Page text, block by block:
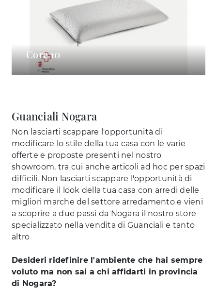
Core 10
Guanciali Nogara
Non lasciarti scappare l'opportunità di
modificare lo stile della tua casa con le varie
offerte e proposte presenti nel nostro
showroom, tra cui anche articoli ad hoc per spazi
difficili. Non lasciarti scappare l'opportunità di
modificare il look della tua casa con arredi delle
migliori marche del settore arredamento e vieni
a scoprire a due passi da Nogara il nostro store
specializzato nella vendita di Guanciali e tanto
altro
Desideri ridefinire l'ambiente che hai sempre
voluto ma non sai a chi affidarti in provincia
di Nogara?